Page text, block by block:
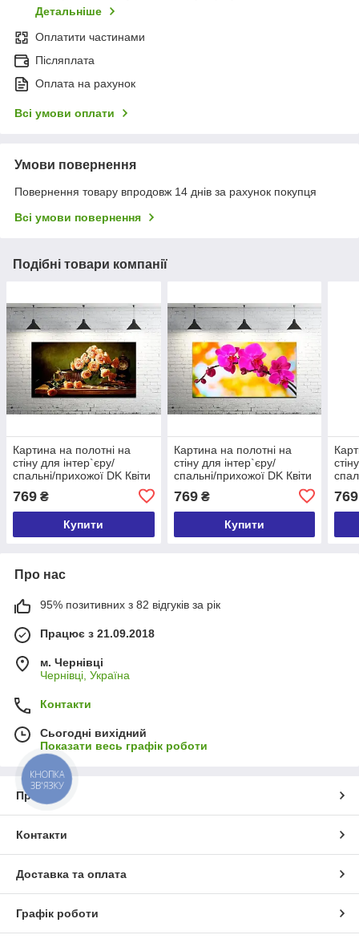
Детальніше
Оплатити частинами
Післяплата
Оплата на рахунок
Всі умови оплати
Умови повернення
Повернення товару впродовж 14 днів за рахунок покупця
Всі умови повернення
Подібні товари компанії
Картина на полотні на
стіну для інтер`єру/
спальні/прихожої DK Квіти
c792)
769 ₴
Купити
Картина на полотні на
стіну для інтер`єру/
спальні/прихожої DK Квіти
(DKP50100-c32)
769₴
Купити
769
Про нас
95% позитивних з 82 відгуків за рік
Працює з 21.09.2018
м. Чернівці
Чернівці, Україна
Контакти
Сьогодні вихідний
Показати весь графік роботи
Про нас
Контакти
Доставка та оплата
Графік роботи
КНОПКА
ЗВ'ЯЗКУ